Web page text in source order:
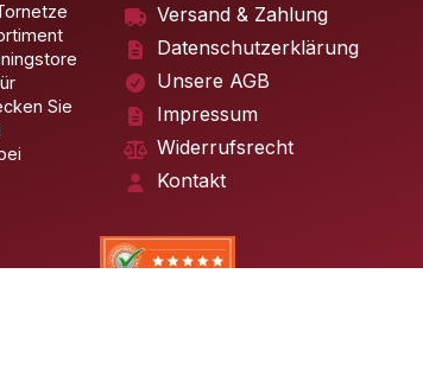
Sie
Versand & Zahlung
Datenschutzerklärung
Unsere AGB
Impressum
Widerrufsrecht
Kontakt